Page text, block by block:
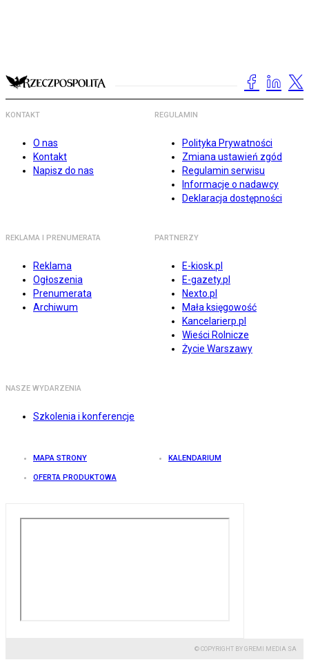
KONTAKT
O nas
Kontakt
Napisz do nas
REGULAMIN
Polityka Prywatności
Zmiana ustawień zgód
Regulamin serwisu
Informacje o nadawcy
Deklaracja dostępności
REKLAMA I PRENUMERATA
Reklama
Ogłoszenia
Prenumerata
Archiwum
PARTNERZY
E-kiosk.pl
E-gazety.pl
Nexto.pl
Mała księgowość
Kancelarierp.pl
Wieści Rolnicze
Życie Warszawy
NASZE WYDARZENIA
Szkolenia i konferencje
MAPA STRONY KALENDARIUM
OFERTA PRODUKTOWA
© COPYRIGHT BY GREMI MEDIA SA